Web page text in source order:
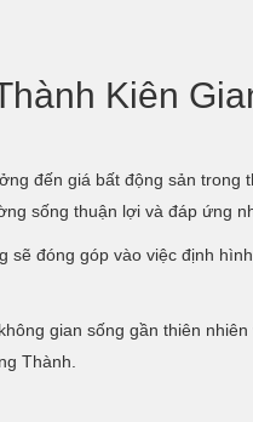
Kiên
đến giá bất động sản trong
sống thuận lợi và đáp ứng
đóng góp vào việc định
gian sống gần thiên
Thành.